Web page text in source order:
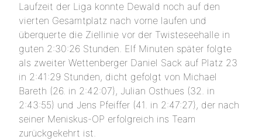
Laufzeit der Liga konnte Dewald noch auf den
vierten Gesamtplatz nach vorne laufen und
überquerte die Ziellinie vor der Twisteseehalle in
guten 2:30:26 Stunden. Elf Minuten später folgte
als zweiter Wettenberger Daniel Sack auf Platz 23
in 2:41:29 Stunden, dicht gefolgt von Michael
Bareth (26. in 2:42:07), Julian Osthues (32. in
2:43:55) und Jens Pfeiffer (41. in 2:47:27), der nach
seiner Meniskus-OP erfolgreich ins Team
zurückgekehrt ist.